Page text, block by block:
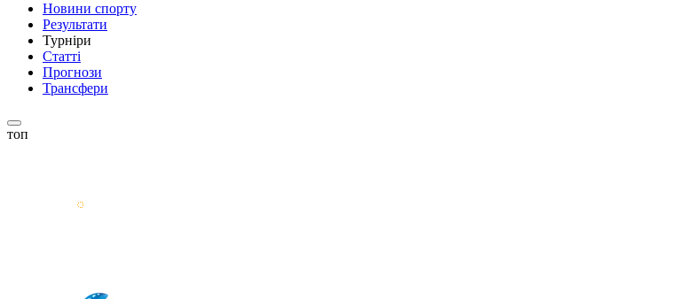
Новини спорту
Результати
Турніри
Статті
Прогнози
Трансфери
топ